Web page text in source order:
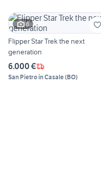
6
Flipper Star Trek the next
generation
6.000 €
San Pietro in Casale(BO)